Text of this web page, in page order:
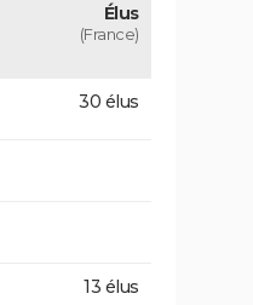
Élus
(France)
30 élus
13 élus